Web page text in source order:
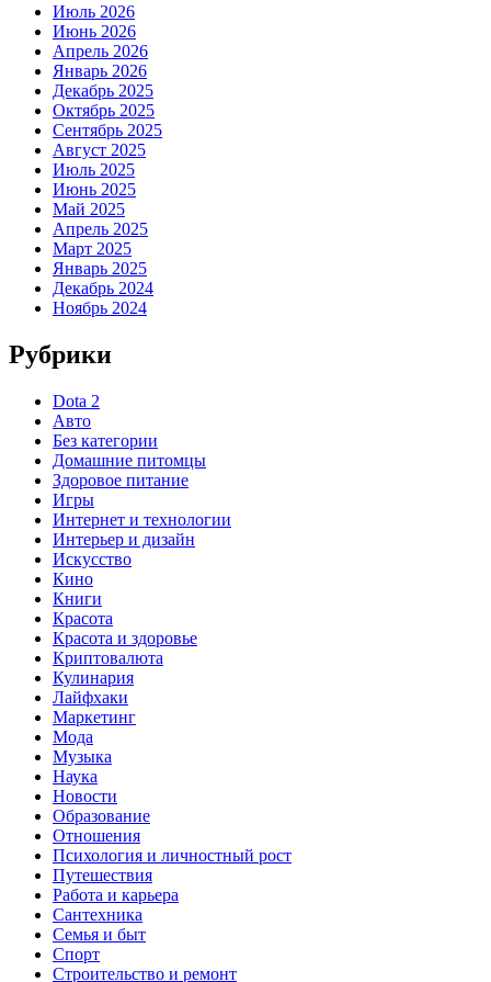
Июль 2026
Июнь 2026
Апрель 2026
Январь 2026
Декабрь 2025
Октябрь 2025
Сентябрь 2025
Август 2025
Июль 2025
Июнь 2025
Май 2025
Апрель 2025
Март 2025
Январь 2025
Декабрь 2024
Ноябрь 2024
Рубрики
Dota 2
Авто
Без категории
Домашние питомцы
Здоровое питание
Игры
Интернет и технологии
Интерьер и дизайн
Искусство
Кино
Книги
Красота
Красота и здоровье
Криптовалюта
Кулинария
Лайфхаки
Маркетинг
Мода
Музыка
Наука
Новости
Образование
Отношения
Психология и личностный рост
Путешествия
Работа и карьера
Сантехника
Семья и быт
Спорт
Строительство и ремонт